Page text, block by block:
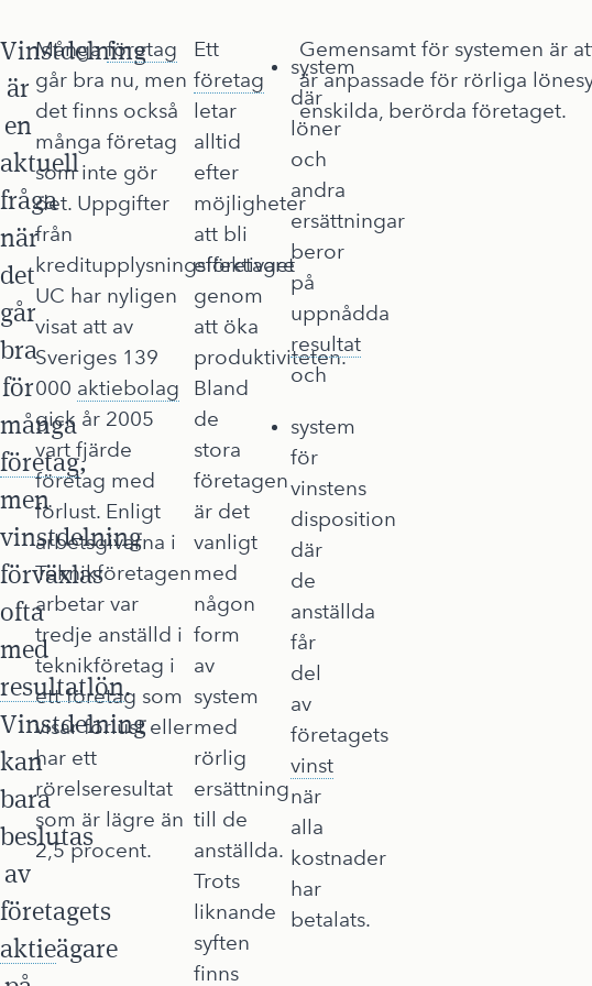
Vinstdelning
är
en
aktuell
fråga
när
det
går
bra
för
många
företag,
men
vinstdelning
förväxlas
ofta
med
resultatlön.
Vinstdelning
kan
bara
beslutas
av
företagets
aktieägare
Mångaföretag
går bra nu, men
det finns också
många företag
som inte gör
det. Uppgifter
från
kreditupplysningsföretaget
UC har nyligen
visat att av
Sveriges 139
000 aktiebolag
gick år 2005
vart fjärde
företag med
förlust. Enligt
arbetsgivarna i
Teknikföretagen
arbetar var
tredje anställd i
teknikföretag i
ett företag som
visar förlust eller
har ett
rörelseresultat
som är lägre än
2,5 procent.
Ett
företag
letar
alltid
efter
möjligheter
att bli
effektivare
genom
att öka
produktiviteten.
Bland
de
stora
företagen
är det
vanligt
med
någon
form
av
system
med
rörlig
ersättning
till de
anställda.
Trots
liknande
syften
finns
system
där
löner
och
andra
ersättningar
beror
på
uppnådda
resultat
och
system
för
vinstens
disposition
där
de
anställda
får
del
av
företagets
vinst
när
alla
kostnader
har
betalats.
Gemensamt för systemen är
är anpassade för rörliga
enskilda, berörda företaget.